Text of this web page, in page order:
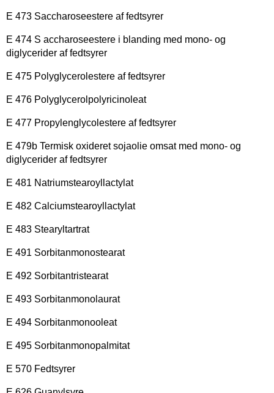
E 473 Saccharoseestere af fedtsyrer
E 474 S accharoseestere i blanding med mono- og
diglycerider af fedtsyrer
E 475 Polyglycerolestere af fedtsyrer
E 476 Polyglycerolpolyricinoleat
E 477 Propylenglycolestere af fedtsyrer
E 479b Termisk oxideret sojaolie omsat med mono- og
diglycerider af fedtsyrer
E 481 Natriumstearoyllactylat
E 482 Calciumstearoyllactylat
E 483 Stearyltartrat
E 491 Sorbitanmonostearat
E 492 Sorbitantristearat
E 493 Sorbitanmonolaurat
E 494 Sorbitanmonooleat
E 495 Sorbitanmonopalmitat
E 570 Fedtsyrer